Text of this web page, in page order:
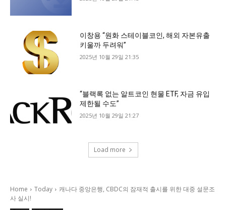
이창용 “원화 스테이블코인, 해외 자본유출
키울까 두려워”
2025년 10월 29일 21:35
“블랙록 없는 알트코인 현물 ETF, 자금 유입
제한될 수도”
2025년 10월 29일 21:27
Load more